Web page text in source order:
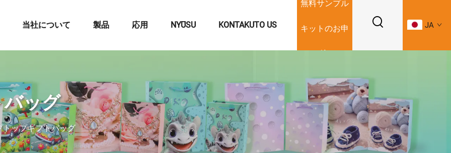
当社について 製品 応用 NYŪSU KONTAKUTO US
無料サンプル
キットのお申
し込み
JA
ッグ
トップギフトバッグ